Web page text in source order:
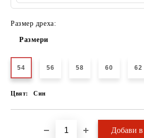
Размер дреха:
Размери
54 56 58 60 62
Цвят: Син